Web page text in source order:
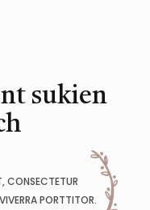
sukien
CONSECTETUR
PORTTITOR.